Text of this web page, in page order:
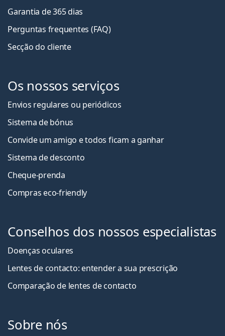
Garantia de 365 dias
Perguntas frequentes (FAQ)
Secção do cliente
Os nossos serviços
Envios regulares ou periódicos
Sistema de bónus
Convide um amigo e todos ficam a ganhar
Sistema de desconto
Cheque-prenda
Compras eco-friendly
Conselhos dos nossos especialistas
Doenças oculares
Lentes de contacto: entender a sua prescrição
Comparação de lentes de contacto
Sobre nós